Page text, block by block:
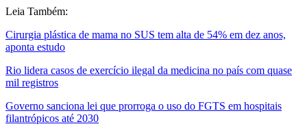
Leia Também:
Cirurgia plástica de mama no SUS tem alta de 54% em dez anos,
aponta estudo
Rio lidera casos de exercício ilegal da medicina no país com quase
mil registros
Governo sanciona lei que prorroga o uso do FGTS em hospitais
filantrópicos até 2030